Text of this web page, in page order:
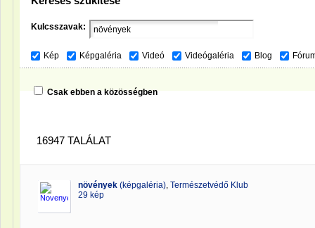
Kulcsszavak:
Kép Képgaléria Videó Videógaléria Blog
Csak ebben a közösségben
16947 TALÁLAT
növények (képgaléria), Természetvédő Klub
29 kép